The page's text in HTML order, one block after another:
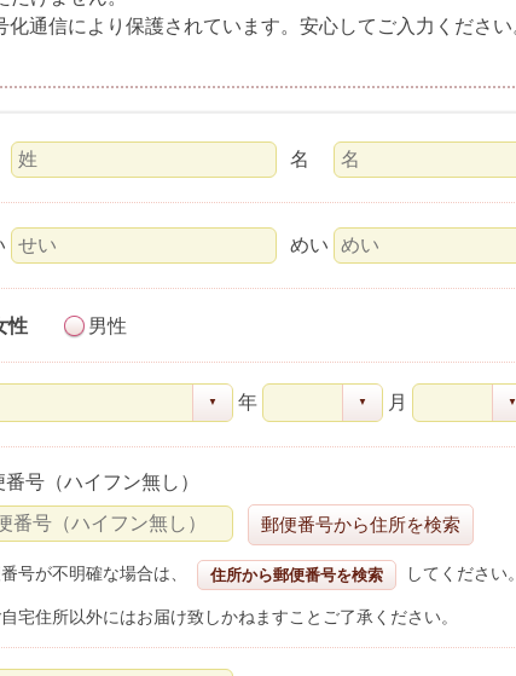
通信により保護されています。安心してご入力ください
名
めい
性 男性
年
▼ 月
▼ ▼
番号（ハイフン無し）
郵便番号から住所を検索
号が不明確な場合は、 住所から郵便番号を検索 してください。
宅住所以外にはお届け致しかねますことご了承ください。